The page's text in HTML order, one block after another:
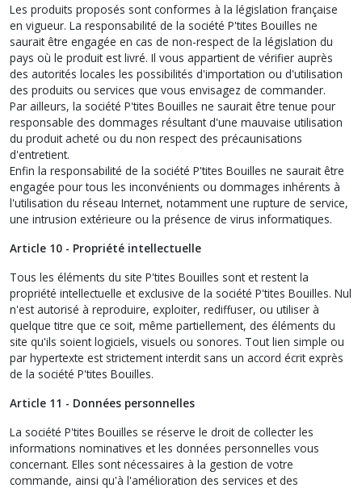
Les produits proposés sont conformes à la législation française
en vigueur. La responsabilité de la société P'tites Bouilles ne
saurait être engagée en cas de non-respect de la législation du
pays où le produit est livré. Il vous appartient de vérifier auprès
des autorités locales les possibilités d'importation ou d'utilisation
des produits ou services que vous envisagez de commander.
Par ailleurs, la société P'tites Bouilles ne saurait être tenue pour
responsable des dommages résultant d'une mauvaise utilisation
du produit acheté ou du non respect des précaunisations
d'entretient.
Enfin la responsabilité de la société P'tites Bouilles ne saurait être
engagée pour tous les inconvénients ou dommages inhérents à
l'utilisation du réseau Internet, notamment une rupture de service,
une intrusion extérieure ou la présence de virus informatiques.
Article 10 - Propriété intellectuelle
Tous les éléments du site P'tites Bouilles sont et restent la
propriété intellectuelle et exclusive de la société P'tites Bouilles. Nul
n'est autorisé à reproduire, exploiter, rediffuser, ou utiliser à
quelque titre que ce soit, même partiellement, des éléments du
site qu'ils soient logiciels, visuels ou sonores. Tout lien simple ou
par hypertexte est strictement interdit sans un accord écrit exprès
de la société P'tites Bouilles.
Article 11 - Données personnelles
La société P'tites Bouilles se réserve le droit de collecter les
informations nominatives et les données personnelles vous
concernant. Elles sont nécessaires à la gestion de votre
commande, ainsi qu'à l'amélioration des services et des